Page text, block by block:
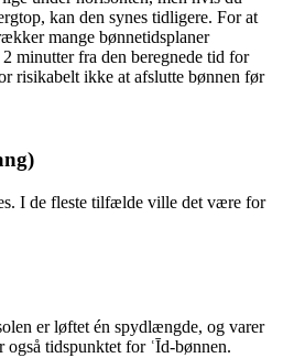
kan den synes tidligere. For at
mange bønnetidsplaner
minutter fra den beregnede tid for
risikabelt ikke at afslutte bønnen før
I de fleste tilfælde ville det være for
er løftet én spydlængde, og varer
også tidspunktet for ʿĪd-bønnen.